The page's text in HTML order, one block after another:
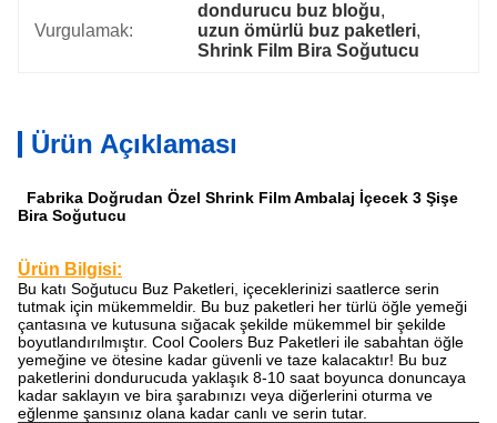
Vurgulamak:
dondurucu buz bloğu,
uzun ömürlü buz paketleri,
Shrink Film Bira Soğutucu
Ürün Açıklaması
Fabrika Doğrudan Özel Shrink Film Ambalaj İçecek 3 Şişe
Bira Soğutucu
Ürün Bilgisi:
Bu katı Soğutucu Buz Paketleri, içeceklerinizi saatlerce serin
tutmak için mükemmeldir. Bu buz paketleri her türlü öğle yemeği
çantasına ve kutusuna sığacak şekilde mükemmel bir şekilde
boyutlandırılmıştır. Cool Coolers Buz Paketleri ile sabahtan öğle
yemeğine ve ötesine kadar güvenli ve taze kalacaktır! Bu buz
paketlerini dondurucuda yaklaşık 8-10 saat boyunca donuncaya
kadar saklayın ve bira şarabınızı veya diğerlerini oturma ve
eğlenme şansınız olana kadar canlı ve serin tutar.